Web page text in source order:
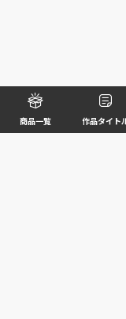
商品一覧 作品タイト